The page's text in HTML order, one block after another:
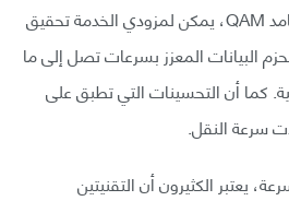
تقنية التعديل المطالي المتعامد QAM، يمكن لمزودي الخدمة تحقيق
البيانات المعزز بسرعات تصل إلى ما
الثانية. كما أن التحسينات التي تطبق على
سرعة النقل.
يعتبر الكثيرون أن التقنيتين